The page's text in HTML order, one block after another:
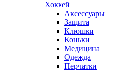
Хоккей
Аксессуары
Защита
Клюшки
Коньки
Медицина
Одежда
Перчатки